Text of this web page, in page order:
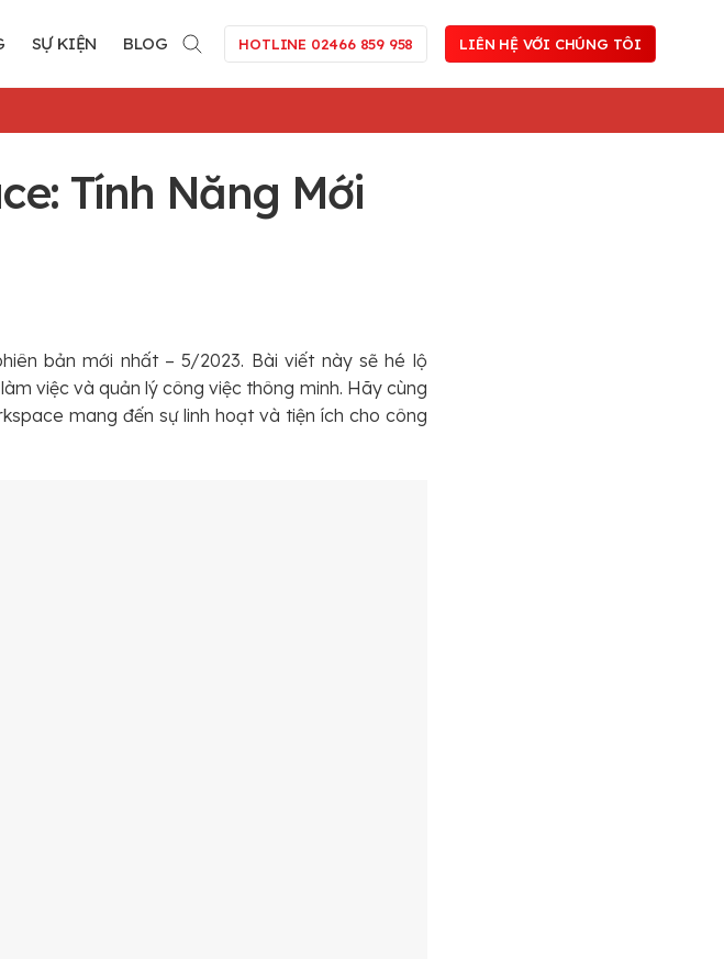
SỰ KIỆN BLOG HOTLINE 02466 859 958 LIÊN HỆ VỚI CHÚNG TÔI
Tính Năng Mới
bản mới nhất – 5/2023. Bài viết này sẽ hé lộ
việc và quản lý công việc thông minh. Hãy cùng
mang đến sự linh hoạt và tiện ích cho công